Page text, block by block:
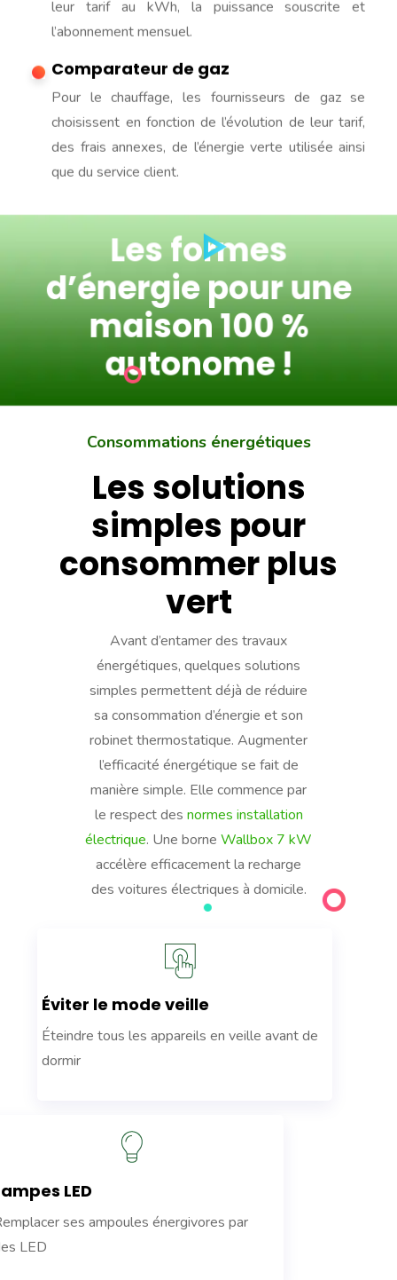
leur tarif au kWh, la puissance souscrite et
l’abonnement mensuel.
Comparateur de gaz
Pour le chauffage, les fournisseurs de gaz se
choisissent en fonction de l’évolution de leur tarif,
des frais annexes, de l’énergie verte utilisée ainsi
que du service client.
Les formes
d’énergie pour une
maison 100 %
autonome !
Consommations énergétiques
Les solutions
simples pour
consommer plus
vert
Avant d’entamer des travaux
énergétiques, quelques solutions
simples permettent déjà de réduire
sa consommation d’énergie et son
robinet thermostatique. Augmenter
l’efficacité énergétique se fait de
manière simple. Elle commence par
le respect des normes installation
électrique. Une borne Wallbox 7 kW
accélère efficacement la recharge
des voitures électriques à domicile.
Éviter le mode veille
Éteindre tous les appareils en veille avant de
dormir
LED
ses ampoules énergivores par
LED